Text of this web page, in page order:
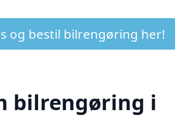
og bestil bilrengøring her!
bilrengøring i